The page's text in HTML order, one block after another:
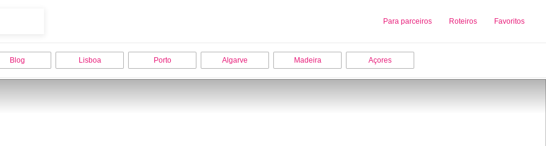
Para parceiros Roteiros Favoritos
Sobre nós Adicionar uma Empresa
Blog Lisboa Porto Algarve Madeira Açores